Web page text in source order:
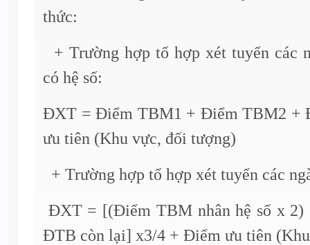
thức:
+ Trường hợp tổ hợp xét tuyển các
có hệ số:
ĐXT = Điểm TBM1 + Điểm TBM2 +
ưu tiên (Khu vực, đối tượng)
+ Trường hợp tổ hợp xét tuyển các
ĐXT = [(Điểm TBM nhân hệ số x 2)
ĐTB còn lại] x3/4 + Điểm ưu tiên